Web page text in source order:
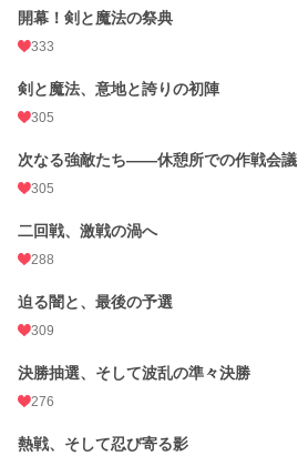
開幕！剣と魔法の祭典
333
剣と魔法、意地と誇りの初陣
305
次なる強敵たち――休憩所での作戦会議
305
二回戦、激戦の渦へ
288
迫る闇と、最後の予選
309
決勝抽選、そして波乱の準々決勝
276
熱戦、そして忍び寄る影